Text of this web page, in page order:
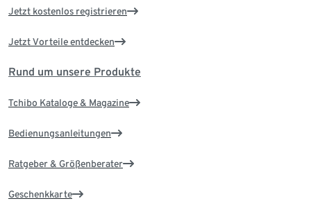
Jetzt kostenlos registrieren
Jetzt Vorteile entdecken
Rund um unsere Produkte
Tchibo Kataloge & Magazine
Bedienungsanleitungen
Ratgeber & Größenberater
Geschenkkarte